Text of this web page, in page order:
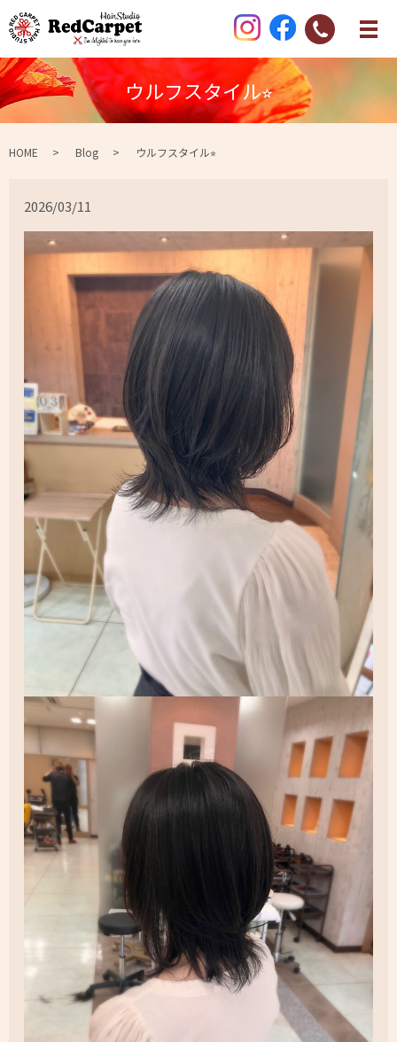
ウルフスタイル⭐︎
HOME Blog ウルフスタイル⭐︎
2026/03/11